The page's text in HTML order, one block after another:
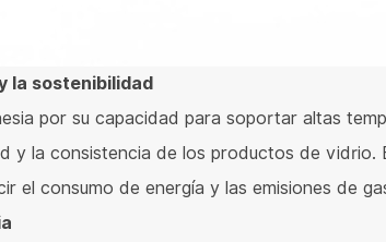
la sostenibilidad
por su capacidad para soportar altas
y la consistencia de los productos de vidrio.
el consumo de energía y las emisiones de